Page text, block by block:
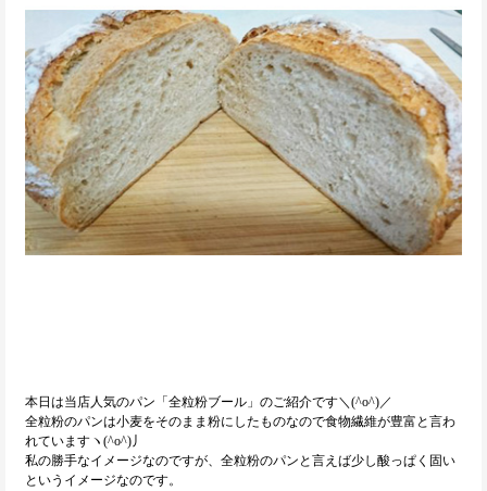
本日は当店人気のパン「全粒粉ブール」のご紹介です＼(^o^)／
全粒粉のパンは小麦をそのまま粉にしたものなので食物繊維が豊富と言わ
れていますヽ(^o^)丿
私の勝手なイメージなのですが、全粒粉のパンと言えば少し酸っぱく固い
というイメージなのです。